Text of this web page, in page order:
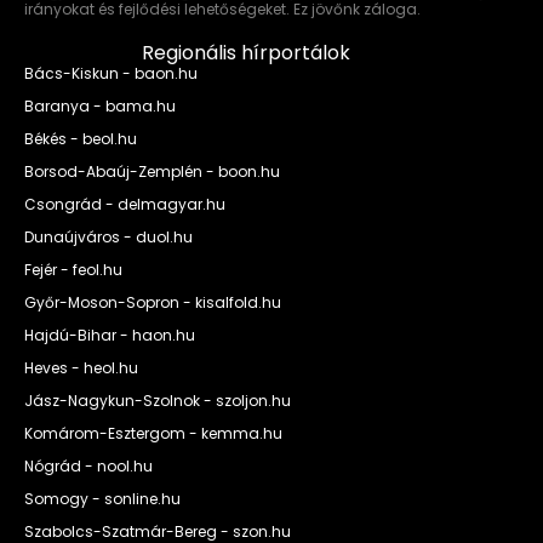
irányokat és fejlődési lehetőségeket. Ez jövőnk záloga.
Regionális hírportálok
Bács-Kiskun - baon.hu
Baranya - bama.hu
Békés - beol.hu
Borsod-Abaúj-Zemplén - boon.hu
Csongrád - delmagyar.hu
Dunaújváros - duol.hu
Fejér - feol.hu
Győr-Moson-Sopron - kisalfold.hu
Hajdú-Bihar - haon.hu
Heves - heol.hu
Jász-Nagykun-Szolnok - szoljon.hu
Komárom-Esztergom - kemma.hu
Nógrád - nool.hu
Somogy - sonline.hu
Szabolcs-Szatmár-Bereg - szon.hu